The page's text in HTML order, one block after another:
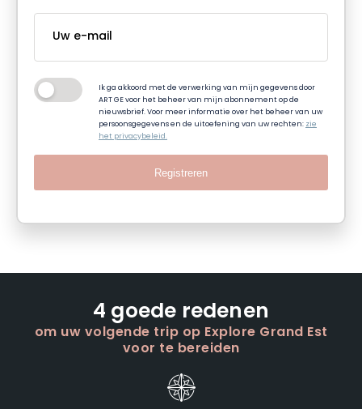
Ik ga akkoord met de verwerking van mijn gegevens door
ART GE voor het beheer van mijn abonnement op de
nieuwsbrief. Voor meer informatie over het beheer van uw
persoonsgegevens en de uitoefening van uw rechten:zie
het privacybeleid.
Registreren
4 goede redenen
om uw volgende trip op Explore Grand Est
voor te bereiden